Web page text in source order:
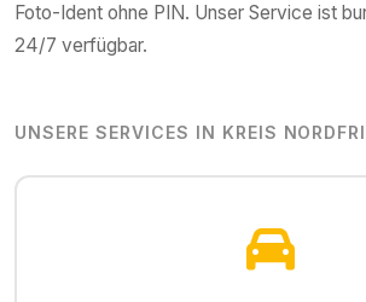
Foto-Ident ohne PIN. Unser Service ist
24/7 verfügbar.
UNSERE SERVICES IN KREIS